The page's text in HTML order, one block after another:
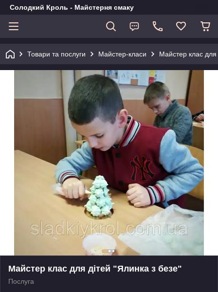
Солодкий Кроль - Майстерня смаку
Товари та послуги Майстер-класи Майстер клас для
Майстер клас для дітей "Ялинка з безе"
Послуга